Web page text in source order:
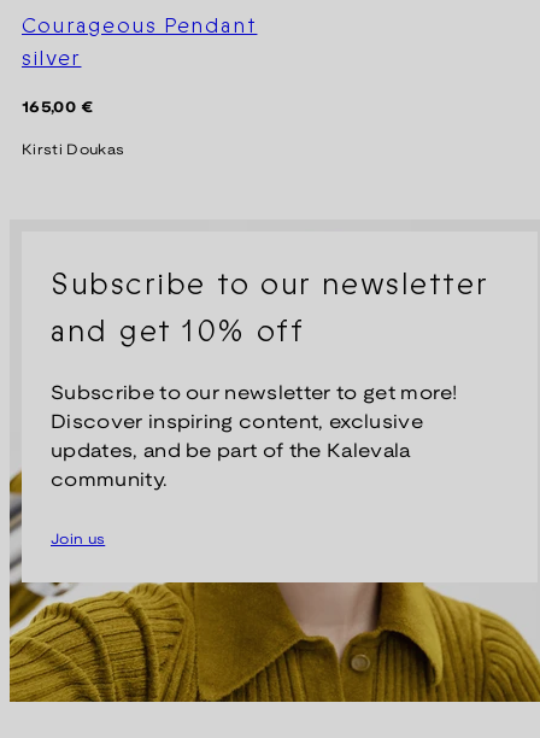
Courageous Pendant
silver
Regular
165,00 €
Kirsti Doukas
Subscribe to our newsletter
and get 10% off
Subscribe to our newsletter to get more!
Discover inspiring content, exclusive
updates, and be part of the Kalevala
community.
Join us